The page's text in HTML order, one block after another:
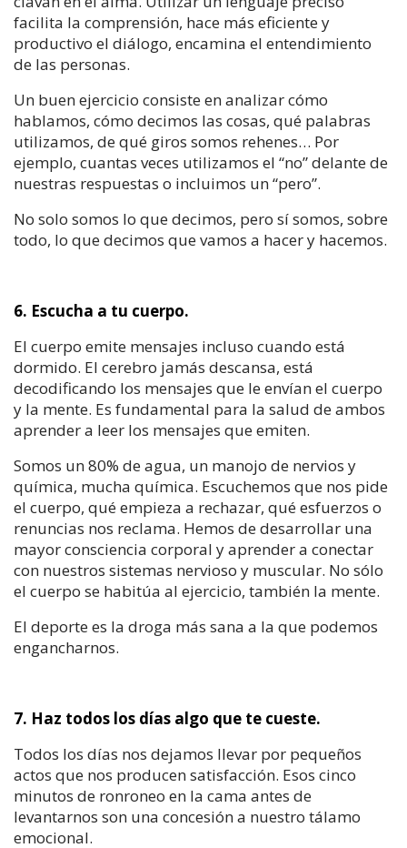
facilita la comprensión, hace más eficiente y
productivo el diálogo, encamina el entendimiento
de las personas.
Un buen ejercicio consiste en analizar cómo
hablamos, cómo decimos las cosas, qué palabras
utilizamos, de qué giros somos rehenes… Por
ejemplo, cuantas veces utilizamos el “no” delante de
nuestras respuestas o incluimos un “pero”.
No solo somos lo que decimos, pero sí somos, sobre
todo, lo que decimos que vamos a hacer y hacemos.
6. Escucha a tu cuerpo.
El cuerpo emite mensajes incluso cuando está
dormido. El cerebro jamás descansa, está
decodificando los mensajes que le envían el cuerpo
y la mente. Es fundamental para la salud de ambos
aprender a leer los mensajes que emiten.
Somos un 80% de agua, un manojo de nervios y
química, mucha química. Escuchemos que nos pide
el cuerpo, qué empieza a rechazar, qué esfuerzos o
renuncias nos reclama. Hemos de desarrollar una
mayor consciencia corporal y aprender a conectar
con nuestros sistemas nervioso y muscular. No sólo
el cuerpo se habitúa al ejercicio, también la mente.
El deporte es la droga más sana a la que podemos
engancharnos.
7. Haz todos los días algo que te cueste.
Todos los días nos dejamos llevar por pequeños
actos que nos producen satisfacción. Esos cinco
minutos de ronroneo en la cama antes de
levantarnos son una concesión a nuestro tálamo
emocional.